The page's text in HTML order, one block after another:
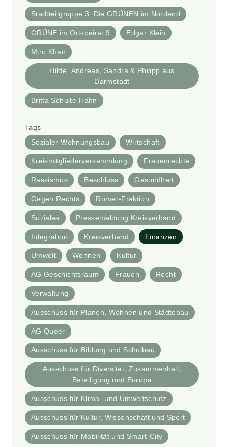
Stadtteilgruppe 3: Die GRÜNEN im Nordend
GRÜNE im Ortsbeirat 9 Edgar Klein
Miro Khan
Hilde, Andreas, Sandra & Philipp aus
Darmstadt
Britta Schulte-Hahn
Tags
Sozialer Wohnungsbau
Wirtschaft
Kreismitgliederversammlung Frauenrechte
Rassismus Beschluss Gesundheit
Gegen Rechts Römer-Fraktion
Soziales Pressemeldung Kreisverband
Integration Kreisverband Finanzen
Umwelt Wohnen Kultur
AG Geschichtsraum Frauen Recht
Verwaltung
Ausschuss für Planen, Wohnen und Städtebau
AG Queer
Ausschuss für Bildung und Schulbau
Ausschuss für Diversität, Zusammenhalt,
Beteiligung und Europa
Ausschuss für Klima- und Umweltschutz
Ausschuss für Kultur, Wissenschaft und Sport
Ausschuss für Mobilität und Smart-City